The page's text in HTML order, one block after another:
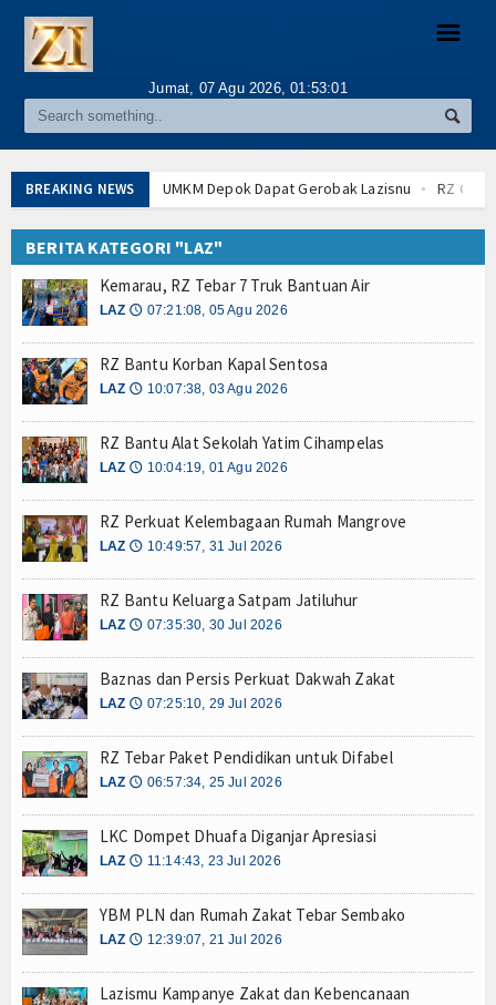
WARTA
Lokal
Nasional
Internasional
ANEKA
LAZ
Fikih Zakat
Filantropi
Mustahik
Muzaki
Palestina
Wakaf
Wasiat dan DSKL
Z-UPDATE
Z-Commerce
Z-Celeb
Z-Spirit
Z-Jurnal
☰
Jumat, 07 Agu 2026,01:53:01
BREAKING NEWS UMKM Depok Dapat Gerobak Lazisnu
RZ Gelar
Kampung Zakat Turunkan Angka Stunting
Lazismu Perluas Manfaat untuk Mustahik
Dunia Abaikan Krisis Kemanusiaan Sudan
BCA Buka Beasiswa S1 Subsidi UKT
Alumni UGM Donasi Banjir Sumatra Rp75 Juta
RZ Gelar Workshop Pengelolaan Sampah
HUT Jakarta, Kemenag Bidik Wakaf Rp500 M
AI Dorong Zakat Wakaf Raup 1,2 Triliun USD
BERITA KATEGORI "LAZ"
Kemarau, RZ Tebar 7 Truk Bantuan Air
LAZ 🕔 07:21:08, 05 Agu 2026
RZ Bantu Korban Kapal Sentosa
LAZ 🕔 10:07:38, 03 Agu 2026
RZ Bantu Alat Sekolah Yatim Cihampelas
LAZ 🕔 10:04:19, 01 Agu 2026
RZ Perkuat Kelembagaan Rumah Mangrove
LAZ 🕔 10:49:57, 31 Jul 2026
RZ Bantu Keluarga Satpam Jatiluhur
LAZ 🕔 07:35:30, 30 Jul 2026
Baznas dan Persis Perkuat Dakwah Zakat
LAZ 🕔 07:25:10, 29 Jul 2026
RZ Tebar Paket Pendidikan untuk Difabel
LAZ 🕔 06:57:34, 25 Jul 2026
LKC Dompet Dhuafa Diganjar Apresiasi
LAZ 🕔 11:14:43, 23 Jul 2026
YBM PLN dan Rumah Zakat Tebar Sembako
LAZ 🕔 12:39:07, 21 Jul 2026
Lazismu Kampanye Zakat dan Kebencanaan